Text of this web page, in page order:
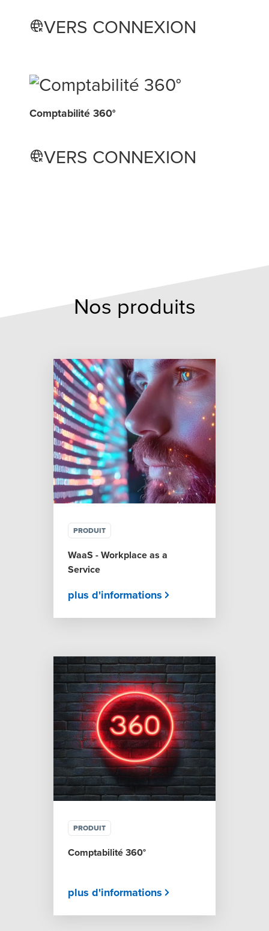
captive_portalVERS CONNEXION
Comptabilité 360°
captive_portalVERS CONNEXION
Nos produits
PRODUIT
WaaS - Workplace as a
Service
plus d'informations
PRODUIT
Comptabilité 360°
plus d'informations